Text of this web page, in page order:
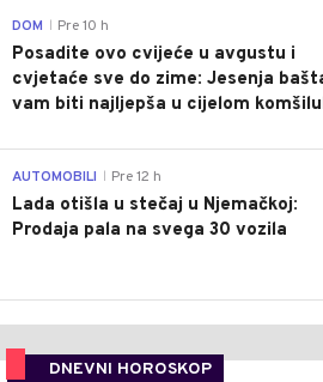
DOM Pre 10 h
Posadite ovo cvijeće u avgustu i
cvjetaće sve do zime: Jesenja
vam biti najljepša u cijelom
AUTOMOBILI Pre 12 h
Lada otišla u stečaj u Njemačkoj:
Prodaja pala na svega 30 vozila
DNEVNI HOROSKOP